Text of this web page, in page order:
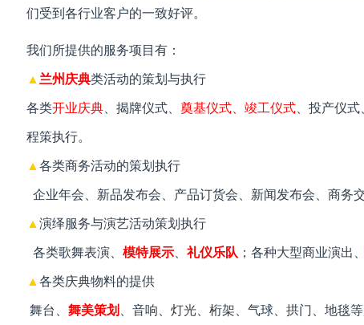
们受到各行业客户的一致好评。
我们所提供的服务项目有：
▲ 兰州庆典类活动的策划与执行
各类开业庆典 、揭牌仪式、 奠基仪式、竣工仪式 、投产仪
程策执行。
▲各类商务活动的策划执行
企业年会、新品发布会、产品订货会、新闻发布会、商务
▲演绎服务与演艺活动策划执行
各类歌舞表演、模特展示 、礼仪乐队 ；各种大型商业演出、
▲各类庆典物料的提供
舞台、舞美策划 、音响、灯光、桁架、气球、拱门、地毯